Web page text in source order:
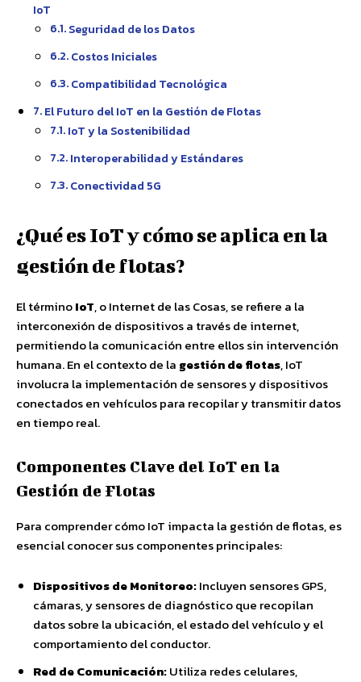
IoT
Seguridad de los Datos
Costos Iniciales
Compatibilidad Tecnológica
El Futuro del IoT en la Gestión de Flotas
IoT y la Sostenibilidad
Interoperabilidad y Estándares
Conectividad 5G
¿Qué es IoT y cómo se aplica en la
gestión de flotas?
El términoIoT, o Internet de las Cosas, se refiere a la
interconexión de dispositivos a través de internet,
permitiendo la comunicación entre ellos sin intervención
humana. En el contexto de la gestión de flotas, IoT
involucra la implementación de sensores y dispositivos
conectados en vehículos para recopilar y transmitir datos
en tiempo real.
Componentes Clave del IoT en la
Gestión de Flotas
Para comprender cómo IoT impacta la gestión de flotas, es
esencial conocer sus componentes principales:
Dispositivos de Monitoreo:Incluyen sensores GPS,
cámaras, y sensores de diagnóstico que recopilan
datos sobre la ubicación, el estado del vehículo y el
comportamiento del conductor.
Red de Comunicación:Utiliza redes celulares,